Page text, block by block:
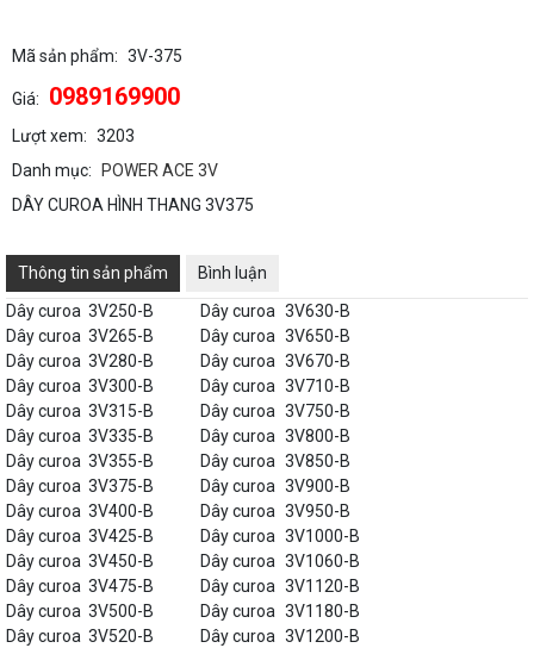
Mã sản phẩm: 3V-375
Giá: 0989169900
Lượt xem: 3203
Danh mục:
POWER ACE 3V
DÂY CUROA HÌNH THANG 3V375
Thông tin sản phẩm
Bình luận
Dây curoa 3V250-B Dây curoa 3V630-B
Dây curoa 3V265-B Dây curoa 3V650-B
Dây curoa 3V280-B Dây curoa 3V670-B
Dây curoa 3V300-B Dây curoa 3V710-B
Dây curoa 3V315-B Dây curoa 3V750-B
Dây curoa 3V335-B Dây curoa 3V800-B
Dây curoa 3V355-B Dây curoa 3V850-B
Dây curoa 3V375-B Dây curoa 3V900-B
Dây curoa 3V400-B Dây curoa 3V950-B
Dây curoa 3V425-B Dây curoa 3V1000-B
Dây curoa 3V450-B Dây curoa 3V1060-B
Dây curoa 3V475-B Dây curoa 3V1120-B
Dây curoa 3V500-B Dây curoa 3V1180-B
Dây curoa 3V520-B Dây curoa 3V1200-B